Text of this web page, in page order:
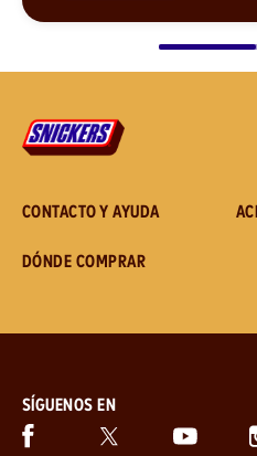
CONTACTO Y AYUDA
DÓNDE COMPRAR
SÍGUENOS EN
Facebook (se abre en una ventana
Twitter (se abre en una
Snickers